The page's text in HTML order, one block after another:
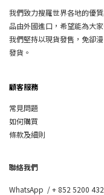
我們致力搜羅世界各地的優
品由外國進口，希望能為大
我們堅持以現貨發售，免卻
發貨。
顧客服務
常見問題
如何購買
條款及細則
聯絡我們
WhatsApp /+ 852 5200